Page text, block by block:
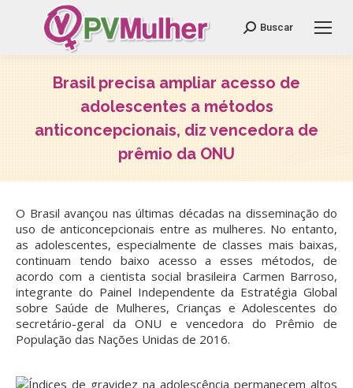
Search:
Buscar
Brasil precisa ampliar acesso de
adolescentes a métodos
anticoncepcionais, diz vencedora de
prêmio da ONU
O Brasil avançou nas últimas décadas na disseminação do
uso de anticoncepcionais entre as mulheres. No entanto,
as adolescentes, especialmente de classes mais baixas,
continuam tendo baixo acesso a esses métodos, de
acordo com a cientista social brasileira Carmen Barroso,
integrante do Painel Independente da Estratégia Global
sobre Saúde de Mulheres, Crianças e Adolescentes do
secretário-geral da ONU e vencedora do Prêmio de
População das Nações Unidas de 2016.